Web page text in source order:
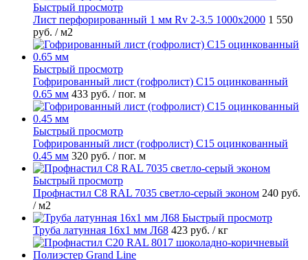
Быстрый просмотр
Лист перфорированный 1 мм Rv 2-3.5 1000х2000 1 550
руб. / м2
Быстрый просмотр
Гофрированный лист (гофролист) С15 оцинкованный
0.65 мм 433 руб. / пог. м
Быстрый просмотр
Гофрированный лист (гофролист) С15 оцинкованный
0.45 мм 320 руб. / пог. м
Быстрый просмотр
Профнастил С8 RAL 7035 светло-серый эконом 240 руб.
/ м2
Быстрый просмотр
Труба латунная 16х1 мм Л68 423 руб. / кг